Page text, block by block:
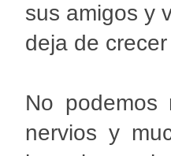
sus amigos y
deja de
No
nervios y